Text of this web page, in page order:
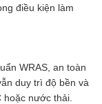
điều kiện làm
WRAS, an toàn
duy trì độ bền và
nước thải.